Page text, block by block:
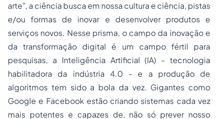
arte", a ciência busca em nossa cultura e ciência, pistas
e/ou formas de inovar e desenvolver produtos e
serviços novos. Nesse prisma, o campo da inovação e
da transformação digital é um campo fértil para
pesquisas, a Inteligência Artificial (IA) - tecnologia
habilitadora da indústria 4.0 - e a produção de
algoritmos tem sido a bola da vez. Gigantes como
Google e Facebook estão criando sistemas cada vez
mais potentes e capazes de, não só prever nosso